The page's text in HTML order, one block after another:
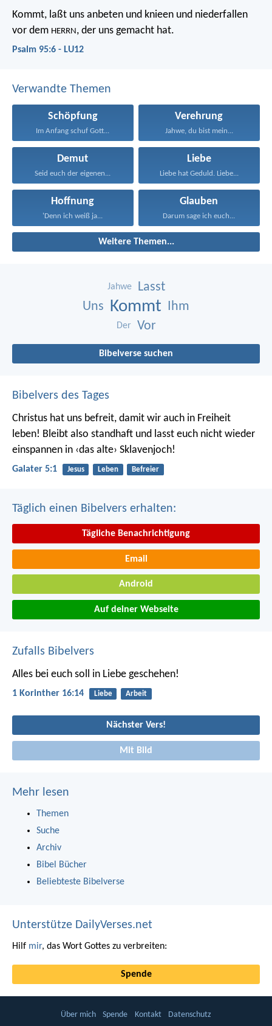
Kommt, laßt uns anbeten und knieen und niederfallen
vor dem HERRN, der uns gemacht hat.
Psalm 95:6 - LU12
Verwandte Themen
Schöpfung
Im Anfang schuf Gott...
Verehrung
Jahwe, du bist mein...
Demut
Seid euch der eigenen...
Liebe
Liebe hat Geduld. Liebe...
Hoffnung
'Denn ich weiß ja...
Glauben
Darum sage ich euch...
Weitere Themen...
Jahwe
Lasst
Uns Kommt Ihm
Der Vor
Bibelverse suchen
Bibelvers des Tages
Christus hat uns befreit, damit wir auch in Freiheit
leben! Bleibt also standhaft und lasst euch nicht wieder
einspannen in ‹das alte› Sklavenjoch!
Galater 5:1 Jesus Leben Befreier
Täglich einen Bibelvers erhalten:
Tägliche Benachrichtigung
Email
Android
Auf deiner Webseite
Zufalls Bibelvers
Alles bei euch soll in Liebe geschehen!
1 Korinther 16:14 Liebe Arbeit
Nächster Vers!
Mit Bild
Mehr lesen
Themen
Suche
Archiv
Bibel Bücher
Beliebteste Bibelverse
Unterstütze DailyVerses.net
Hilf mir, das Wort Gottes zu verbreiten:
Spende
Über mich Spende Kontakt Datenschutz